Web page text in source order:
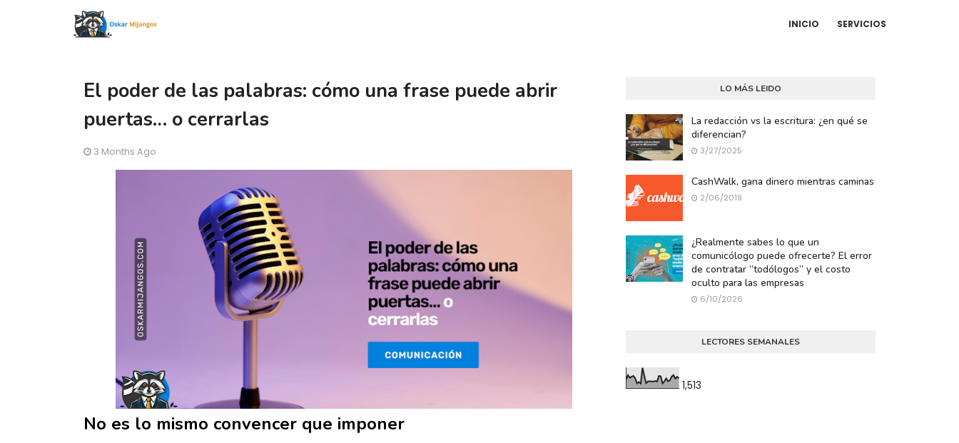
INICIO SERVICIOS
El poder de las palabras: cómo una frase puede abrir
puertas… o cerrarlas
3 Months Ago
No es lo mismo convencer que imponer
LO MÁS LEIDO
La redacción vs la escritura: ¿en qué se
diferencian?
3/27/2025
CashWalk, gana dinero mientras caminas
2/06/2019
¿Realmente sabes lo que un
comunicólogo puede ofrecerte? El error
de contratar “todólogos” y el costo
oculto para las empresas
6/10/2026
LECTORES SEMANALES
1,513